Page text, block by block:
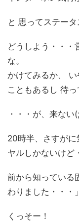
と 思ってステータ
どうしよう・・・
な。
かけてみるか、
こともあるし 待っ
・・・が、来な
20時半、さすがに
ヤルしかないけど
前から知っている
わりました・・・
くっそー！